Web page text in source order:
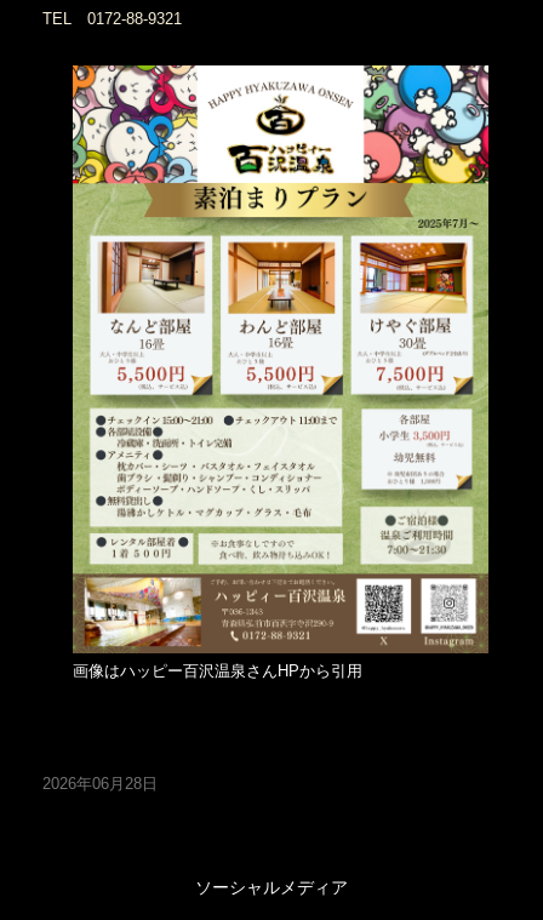
TEL 0172-88-9321
画像はハッピー百沢温泉さんHPから引用
2026年06月28日
ソーシャルメディア